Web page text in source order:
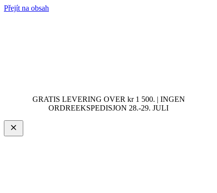
Přejít na obsah
GRATIS LEVERING OVER kr 1 500. | INGEN
ORDREEKSPEDISJON 28.-29. JULI